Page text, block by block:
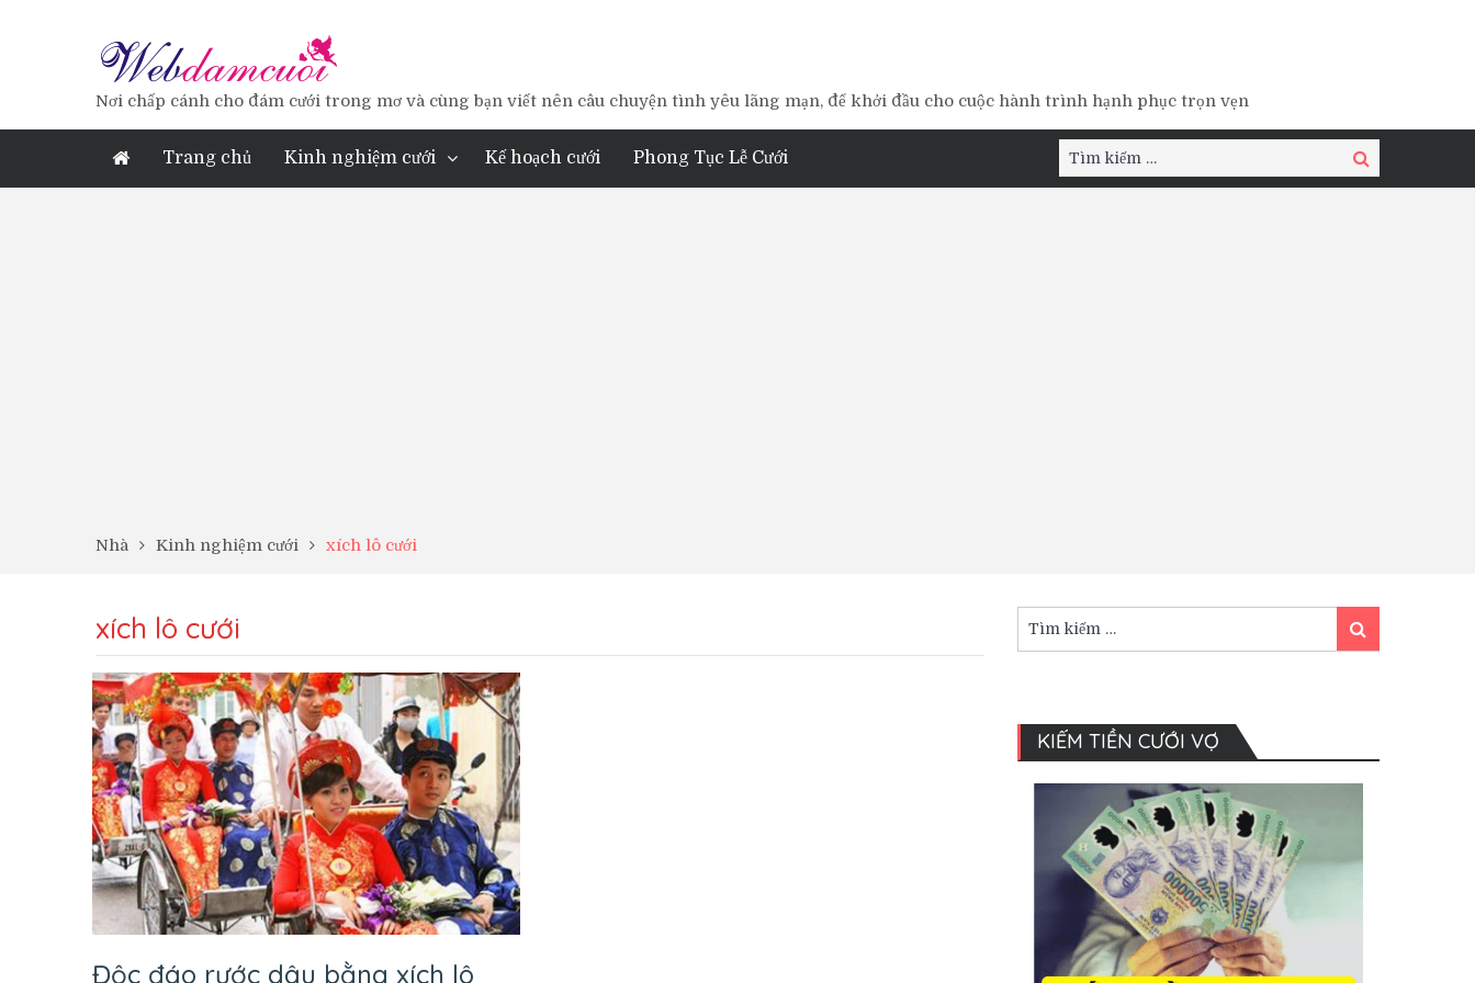
Nơi chấp cánh cho đám cưới trong mơ và cùng bạn viết nên câu chuyện tình yêu lãng mạn, để khởi đầu cho cuộc hành trình hạnh phục trọn vẹn
Trang chủ Kinh nghiệm cưới Kế hoạch cưới Phong Tục Lễ Cưới
Tìm
kiếm:
Tìm
kiếm
Nhà Kinh nghiệm cưới xích lô cưới
xích lô cưới
Độc đáo rước dâu bằng xích lô
kiếm:
Tìm
kiếm
KIẾM TIỀN CƯỚI VỢ